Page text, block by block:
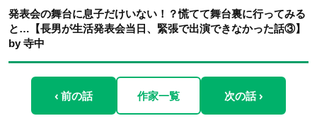
発表会の舞台に息子だけいない！？慌てて舞台裏に行ってみる
と…【長男が生活発表会当日、緊張で出演できなかった話③】
by 寺中
‹ 前の話 作家一覧 次の話 ›